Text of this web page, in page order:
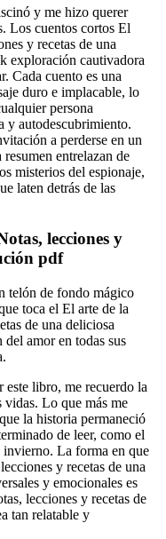
y me hizo querer
Los cuentos cortos El
y recetas de una
exploración cautivadora
Cada cuento es una
duro e implacable, lo
persona
y autodescubrimiento.
a perderse en un
entrelazan de
misterios del espionaje,
laten detrás de las
lecciones y
pdf
telón de fondo mágico
toca el El arte de la
de una deliciosa
amor en todas sus
este libro, me recuerdo la
vidas. Lo que más me
la historia permaneció
de leer, como el
invierno. La forma en que
y recetas de una
y emocionales es
lecciones y recetas de
tan relatable y